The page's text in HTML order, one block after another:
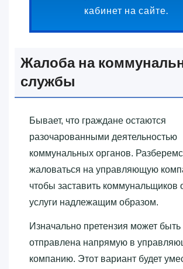
кабинет на сайте.
Жалоба на
службы
Бывает, что граждане остаются
разочарованными деятельностью
коммунальных органов.
жаловаться на управляющую
чтобы заставить коммунальщиков
услуги надлежащим образом.
Изначально претензия может быть
отправлена напрямую в
компанию. Этот вариант будет